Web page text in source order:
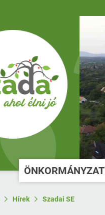
ÖNKORMÁNYZAT
Hírek Szadai SE